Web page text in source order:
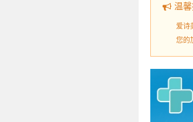
温馨
爱诗
您的